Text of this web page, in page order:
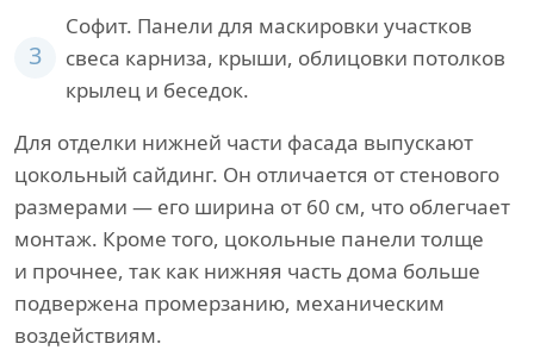
3
Софит. Панели для маскировки участков
свеса карниза, крыши, облицовки потолков
крылец и беседок.
Для отделки нижней части фасада выпускают
цокольный сайдинг. Он отличается от стенового
размерами — его ширина от 60 см, что облегчает
монтаж. Кроме того, цокольные панели толще
и прочнее, так как нижняя часть дома больше
подвержена промерзанию, механическим
воздействиям.